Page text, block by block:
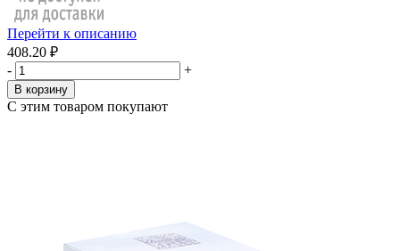
Перейти к описанию
408.20 ₽
-
+
В корзину
С этим товаром покупают